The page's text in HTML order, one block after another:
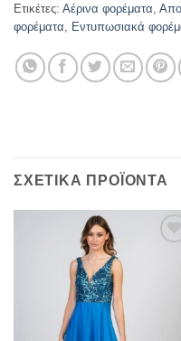
Ετικέτες: Αέρινα φορέματα
φορέματα
Εντυπωσιακά
ΣΧΕΤΙΚΆ ΠΡΟΪΌΝΤΑ